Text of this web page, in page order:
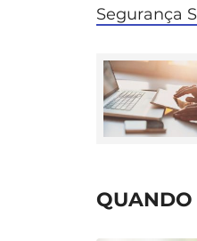
Segurança
QUANDO